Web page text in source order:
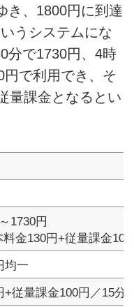
き、1800円に到達
うシステムにな
分で1730円、4時
で利用でき、そ
量課金となるとい
1730円
料金130円+従量課金
均一
+従量課金100円／15分